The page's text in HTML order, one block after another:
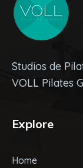
Studios de
VOLL Pilates
Explore
Home